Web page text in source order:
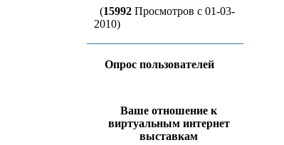
(15992 Просмотров с 01-03-
2010)
Опрос пользователей
Ваше отношение к
виртуальным интернет
выставкам